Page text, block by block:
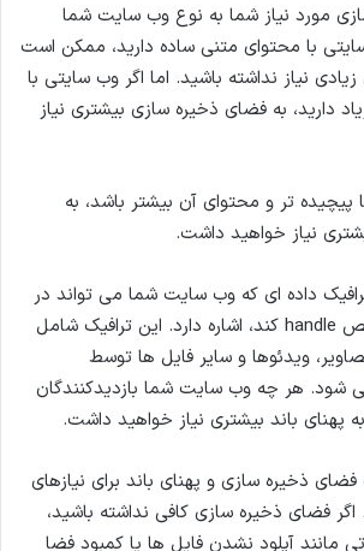
مورد نیاز شما به نوع وب سایت شما
با محتوای متنی ساده دارید، ممکن است
نیاز نداشته باشید. اما اگر وب سایتی با
دارید، به فضای ذخیره سازی بیشتری نیاز
تر و محتوای آن بیشتر باشد، به
نیاز خواهید داشت.
داده ای که وب سایت شما می تواند در
یک دوره زمانی مشخص handle کند، اشاره دارد. این ترافیک شامل
ویدئوها و سایر فایل ها توسط
شود. هر چه وب سایت شما بازدیدکنندگان
پهنای باند بیشتری نیاز خواهید داشت.
ذخیره سازی و پهنای باند برای نیازهای
فضای ذخیره سازی کافی نداشته باشید،
مانند آپلود نشدن فایل ها یا کمبود فضا